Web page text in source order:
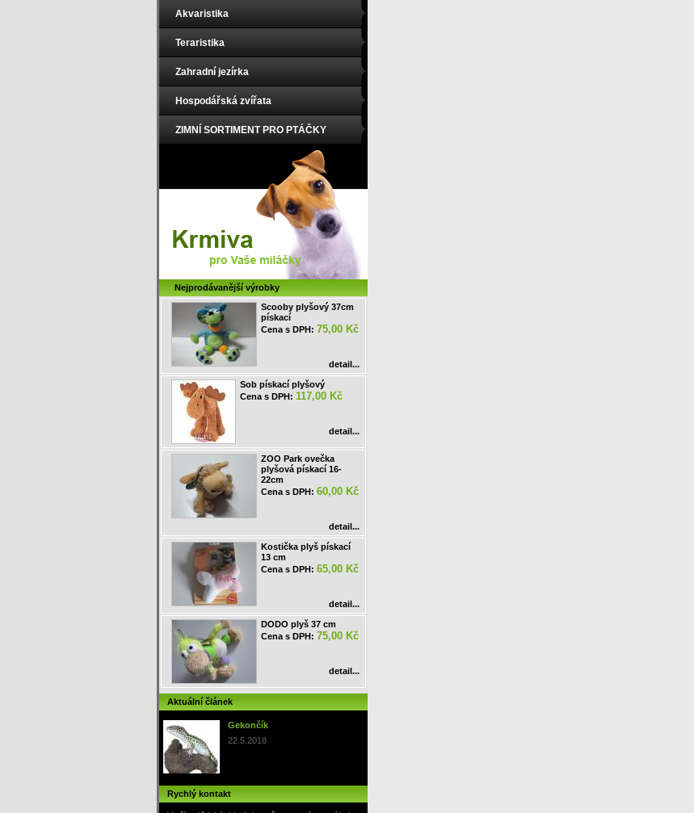
Akvaristika
Teraristika
Zahradní jezírka
Hospodářská zvířata
ZIMNÍ SORTIMENT PRO PTÁČKY
Nejprodávanější výrobky
Scooby plyšový 37cm
pískací
Cena s DPH: 75,00 Kč
detail...
Sob pískací plyšový
Cena s DPH: 117,00 Kč
detail...
ZOO Park ovečka
plyšová pískací 16-
22cm
Cena s DPH: 60,00 Kč
detail...
Kostička plyš pískací
13 cm
Cena s DPH: 65,00 Kč
detail...
DODO plyš 37 cm
Cena s DPH: 75,00 Kč
detail...
Aktuální článek
Gekončík
22.5.2018
Rychlý kontakt